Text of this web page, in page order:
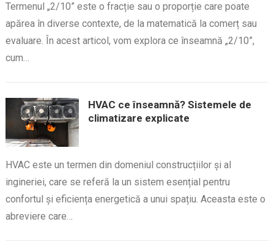
Termenul „2/10” este o fracție sau o proporție care poate
apărea în diverse contexte, de la matematică la comerț sau
evaluare. În acest articol, vom explora ce înseamnă „2/10”,
cum…
HVAC ce înseamnă? Sistemele de
climatizare explicate
HVAC este un termen din domeniul construcțiilor și al
ingineriei, care se referă la un sistem esențial pentru
confortul și eficiența energetică a unui spațiu. Aceasta este o
abreviere care…